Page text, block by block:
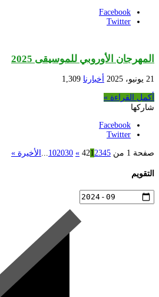
Facebook
Twitter
المهرجان الأوروبي للموسيقى 2025
21 يونيو، 2025 أخبارنا 1,309
أكمل القراءة »
شاركها
Facebook
Twitter
صفحة 1 من 42 1 2345
»
102030 الأخيرة »
التقويم